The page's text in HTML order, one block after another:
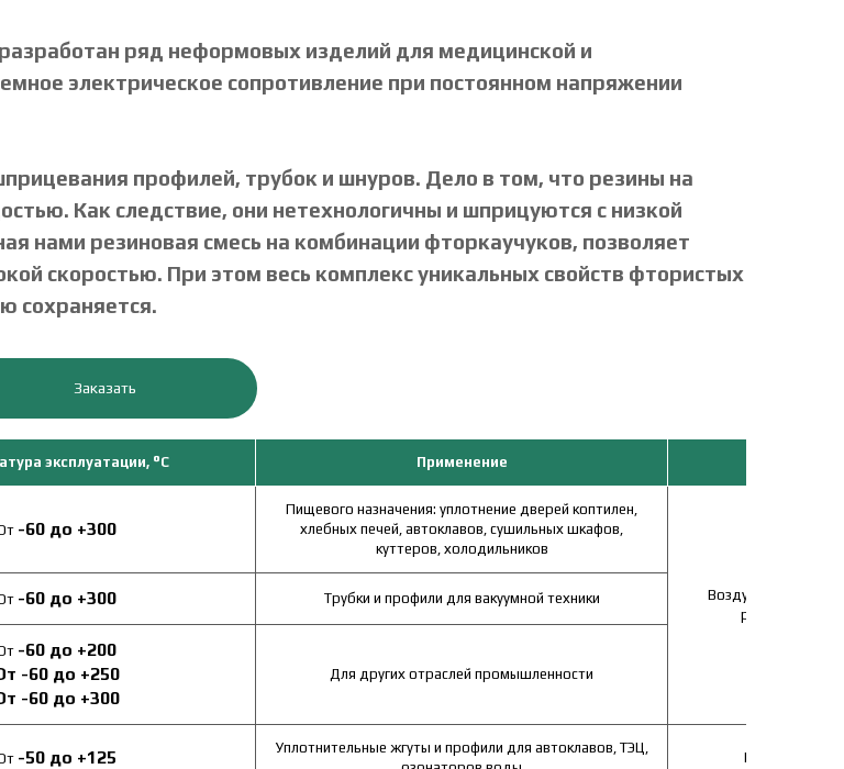
Заказать
эксплуатации, °С Применение
-60до +300
Пищевого назначения: уплотнение дверей коптилен,
хлебных печей, автоклавов, сушильных шкафов,
куттеров, холодильников
Воздух, масло
растворы
-60до +300 Трубки и профили для вакуумной техники
-60до +200
-60до +250
-60до +300
Для других отраслей промышленности
-50до +125
Уплотнительные жгуты и профили для автоклавов, ТЭЦ,
Вода, пар,
ряд неформовых изделий для медицинской и
электрическое сопротивление при постоянном напряжении
профилей, трубок и шнуров. Дело в том, что резины на
Как следствие, они нетехнологичны и шприцуются с низкой
нами резиновая смесь на комбинации фторкаучуков, позволяет
скоростью. При этом весь комплекс уникальных свойств фтористых
сохраняется.